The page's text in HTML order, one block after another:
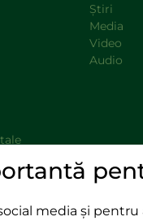
Știri
Media
Video
Audio
media și